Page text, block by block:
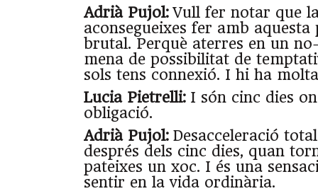
Adrià Pujol:Vull fer notar que
aconsegueixes fer amb aquesta
brutal. Perquè aterres en un
mena de possibilitat de
sols tens connexió. I hi ha
Lucia Pietrelli: I són cinc dies
obligació.
Adrià Pujol: Desacceleració
després dels cinc dies, quan
pateixes un xoc. I és una
sentir en la vida ordinària.